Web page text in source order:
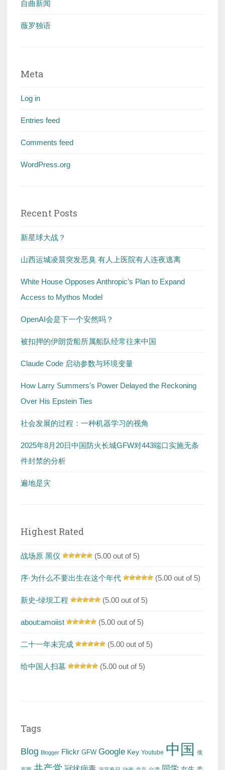
自曲新闻
薇罗独语
Meta
Log in
Entries feed
Comments feed
WordPress.org
Recent Posts
新星球大战？
山西运城凌晨突发恶臭 有人上医院有人连夜逃离
White House Opposes Anthropic’s Plan to Expand
Access to Mythos Model
OpenAI会是下一个安然吗？
被扣押的伊朗货船所属船队经常往来中国
Claude Code 启动参数与环境变量
How Larry Summers’s Power Delayed the Reckoning
Over His Epstein Ties
社会发展的过程：一种机器学习的视角
2025年8月20日中国防火长城GFW对443端口实施无条
件封禁的分析
遍地是灾
Highest Rated
战场原 黑仪 (5.00 out of 5)
序·为什么不要出生在这个年代 (5.00 out of 5)
新史-绿坝工程 (5.00 out of 5)
about:amoiist (5.00 out of 5)
二十一年未完成 (5.00 out of 5)
给中国人扫墓 (5.00 out of 5)
Tags
Blog Blogger Flickr GFW Google Key Youtube 中国 俄